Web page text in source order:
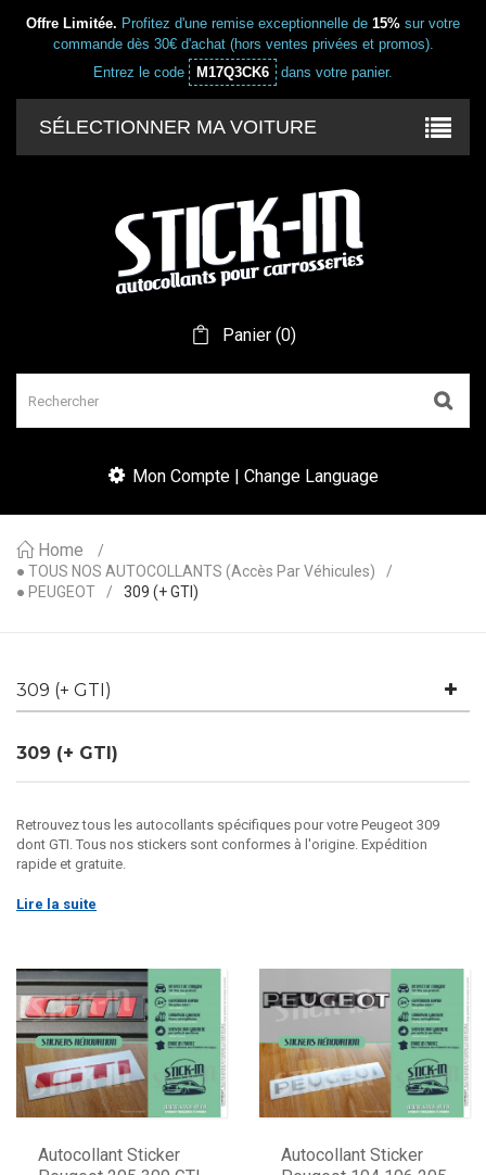
Offre Limitée. Profitez d'une remise exceptionnelle de 15% sur votre
commande dès 30€ d'achat (hors ventes privées et promos).
Entrez le code
M17Q3CK6 dans votre panier.
SÉLECTIONNER MA VOITURE
Panier(0)
Mon Compte | Change Language
Home
● TOUS NOS AUTOCOLLANTS (accès Par Véhicules)
● PEUGEOT
309 (+ GTI)
309 (+ GTI)
309 (+ GTI)
Retrouvez tous les autocollants spécifiques pour votre Peugeot 309
dont GTI. Tous nos stickers sont conformes à l'origine. Expédition
rapide et gratuite.
Lire la suite
Autocollant Sticker
Autocollant Sticker